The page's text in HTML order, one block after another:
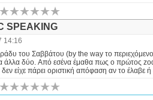
SPEAKING
14:16
του Σαββάτου (by the way το
τα άλλα δύο. Aπό εσένα έμαθα πως ο πρώτος
είχε πάρει οριστική απόφαση αν το έλαβε ή